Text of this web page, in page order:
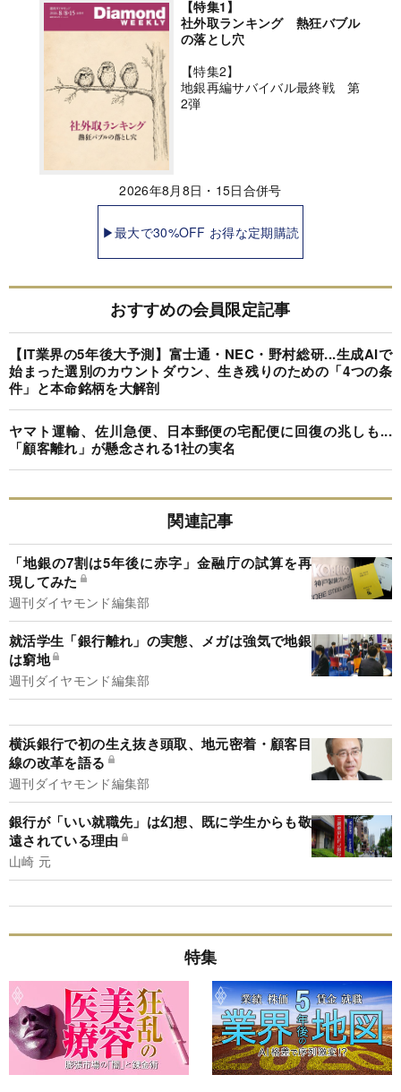
【特集1】
社外取ランキング 熱狂バブル
の落とし穴
【特集2】
地銀再編サバイバル最終戦 第
2弾
2026年8月8日・15日合併号
▶最大で30%OFF お得な定期購読
おすすめの会員限定記事
【IT業界の5年後大予測】富士通・NEC・野村総研...生成AIで
始まった選別のカウントダウン、生き残りのための「4つの条
件」と本命銘柄を大解剖
ヤマト運輸、佐川急便、日本郵便の宅配便に回復の兆しも...
「顧客離れ」が懸念される1社の実名
関連記事
「地銀の7割は5年後に赤字」金融庁の試算を再
現してみた
週刊ダイヤモンド編集部
就活学生「銀行離れ」の実態、メガは強気で地銀
は窮地
週刊ダイヤモンド編集部
横浜銀行で初の生え抜き頭取、地元密着・顧客目
線の改革を語る
週刊ダイヤモンド編集部
銀行が「いい就職先」は幻想、既に学生からも敬
遠されている理由
山崎 元
特集